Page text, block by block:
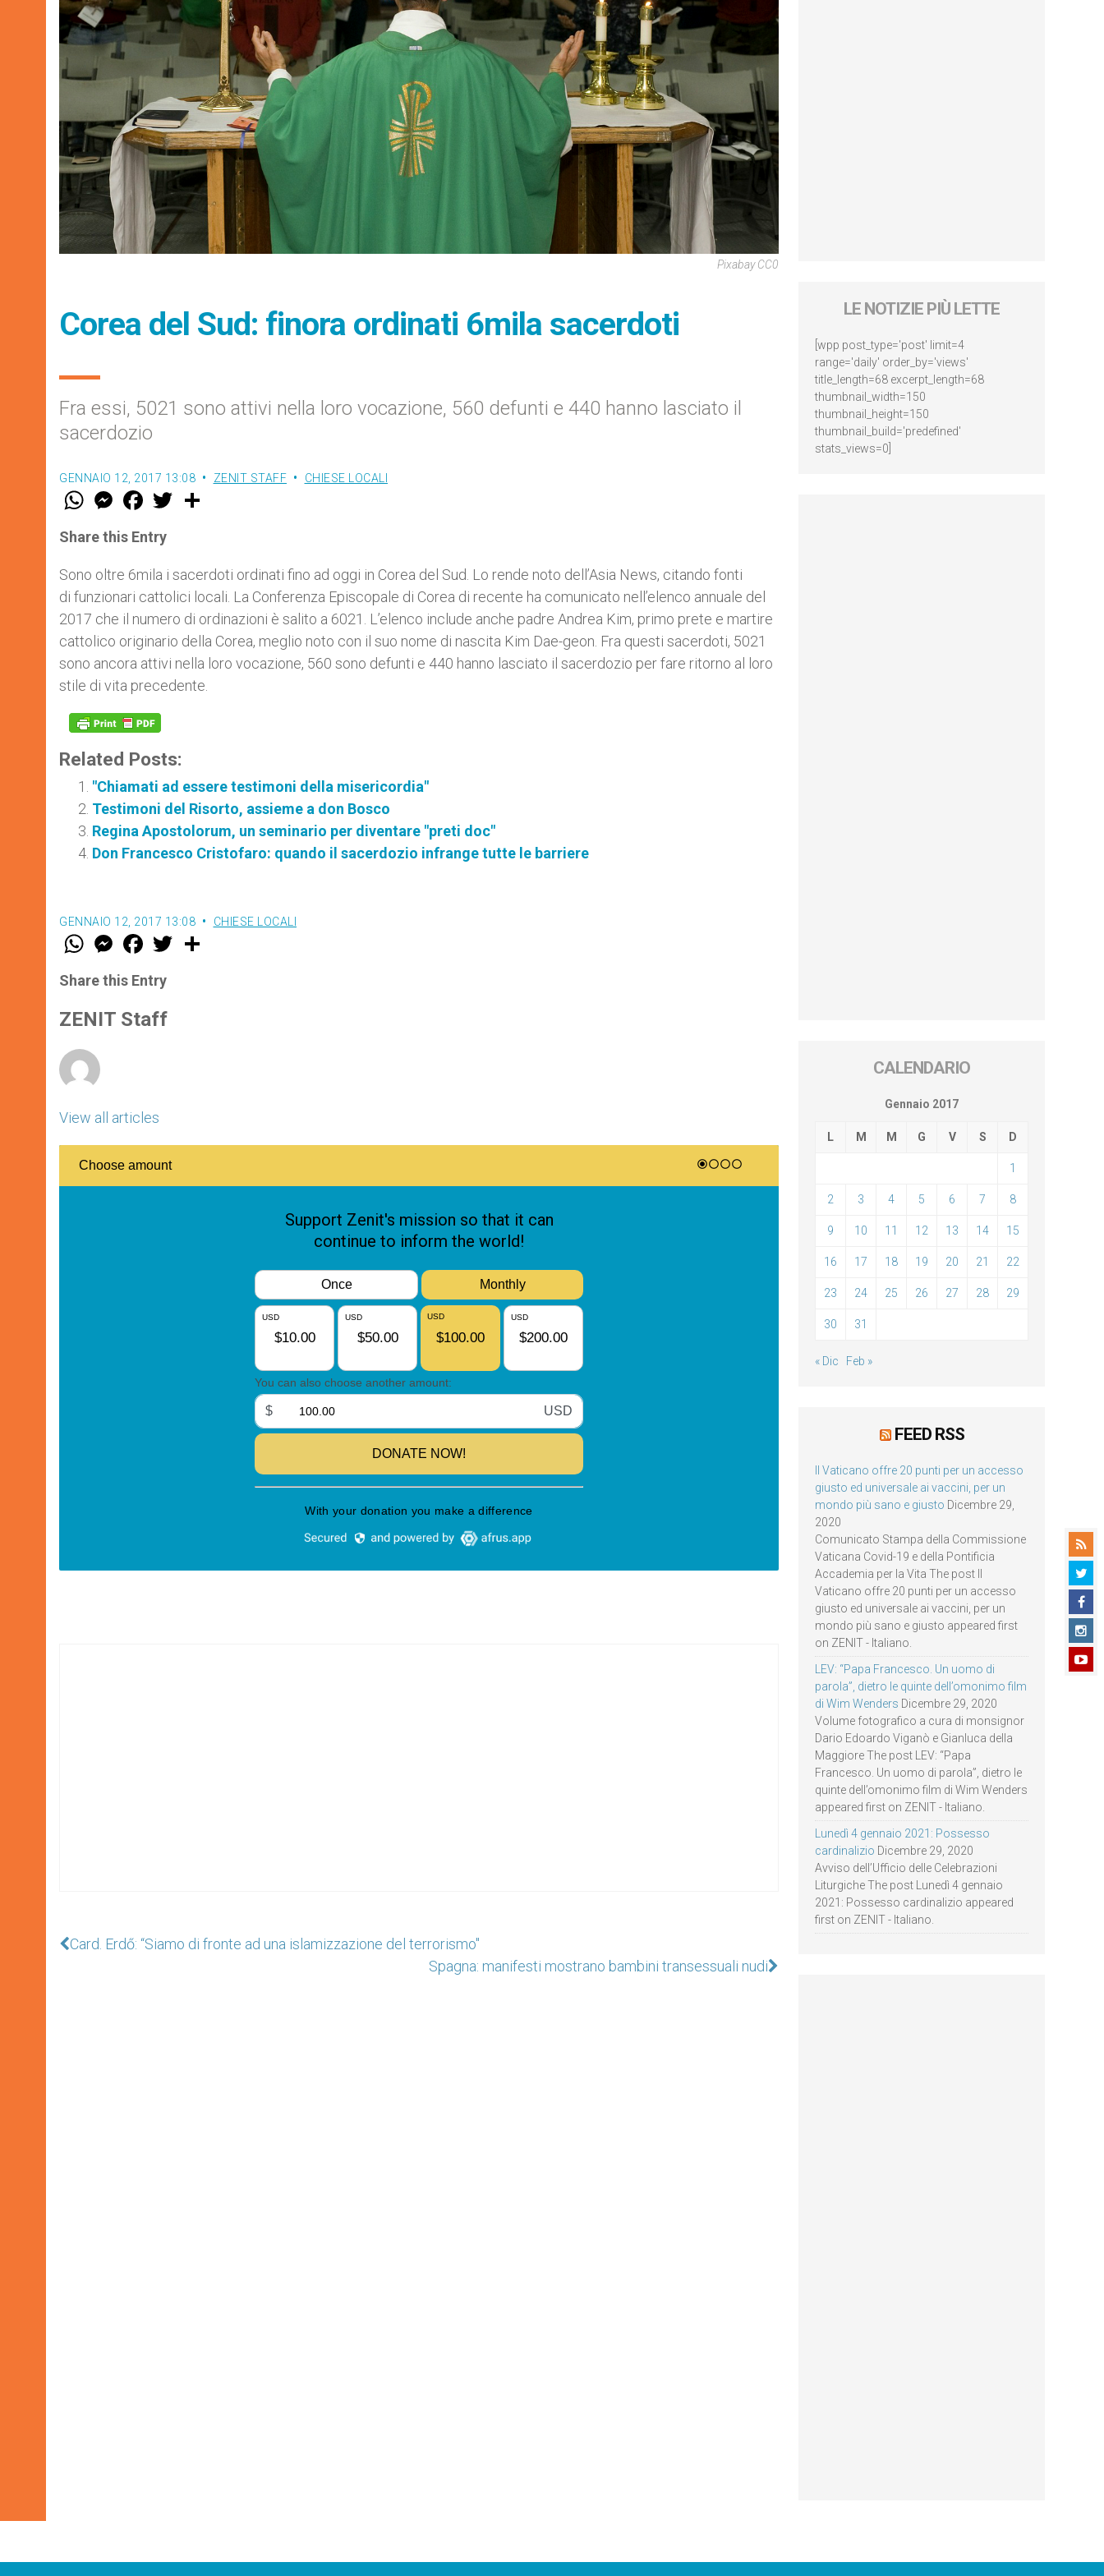
Pixabay CC0
Corea del Sud: finora ordinati 6mila sacerdoti
Fra essi, 5021 sono attivi nella loro vocazione, 560 defunti e 440 hanno lasciato il
sacerdozio
GENNAIO 12, 2017 13:08 ZENIT STAFF CHIESE LOCALI
W
t
s
p
p
M
e
s
e
g
e
r
F
a
e
b
o
k
w
r
Share this Entry
Sono oltre 6mila i sacerdoti ordinati fino ad oggi in Corea del Sud. Lo rende noto dell’Asia News, citando fonti
di funzionari cattolici locali. La Conferenza Episcopale di Corea di recente ha comunicato nell’elenco annuale del
2017 che il numero di ordinazioni è salito a 6021. L’elenco include anche padre Andrea Kim, primo prete e martire
cattolico originario della Corea, meglio noto con il suo nome di nascita Kim Dae-geon. Fra questi sacerdoti, 5021
sono ancora attivi nella loro vocazione, 560 sono defunti e 440 hanno lasciato il sacerdozio per fare ritorno al loro
stile di vita precedente.
Related Posts:
"Chiamati ad essere testimoni della misericordia"
Testimoni del Risorto, assieme a don Bosco
Regina Apostolorum, un seminario per diventare "preti doc"
Don Francesco Cristofaro: quando il sacerdozio infrange tutte le barriere
GENNAIO 12, 2017 13:08 CHIESE LOCALI
W
t
s
p
p
M
e
s
e
g
e
F
a
e
b
o
k
w
Share this Entry
ZENIT Staff
View all articles
Card. Erdő: “Siamo di fronte ad una islamizzazione del terrorismo"
Spagna: manifesti mostrano bambini transessuali nudi
LE NOTIZIE PIÙ LETTE
[wpp post_type='post' limit=4
range='daily' order_by='views'
title_length=68 excerpt_length=68
thumbnail_width=150
thumbnail_height=150
thumbnail_build='predefined'
stats_views=0]
CALENDARIO
Gennaio 2017
L M M G V S D
1
2 3 4 5 6 7 8
9 10 11 12 13 14 15
16 17 18 19 20 21 22
23 24 25 26 27 28 29
30 31
« Dic Feb »
FEED RSS
Il Vaticano offre 20 punti per un accesso
giusto ed universale ai vaccini, per un
mondo più sano e giusto Dicembre 29,
2020
Comunicato Stampa della Commissione
Vaticana Covid-19 e della Pontificia
Accademia per la Vita The post Il
Vaticano offre 20 punti per un accesso
giusto ed universale ai vaccini, per un
mondo più sano e giusto appeared first
on ZENIT - Italiano.
LEV: “Papa Francesco. Un uomo di
parola”, dietro le quinte dell’omonimo film
di Wim Wenders Dicembre 29, 2020
Volume fotografico a cura di monsignor
Dario Edoardo Viganò e Gianluca della
Maggiore The post LEV: “Papa
Francesco. Un uomo di parola”, dietro le
quinte dell’omonimo film di Wim Wenders
appeared first on ZENIT - Italiano.
Lunedì 4 gennaio 2021: Possesso
cardinalizio Dicembre 29, 2020
Avviso dell’Ufficio delle Celebrazioni
Liturgiche The post Lunedì 4 gennaio
2021: Possesso cardinalizio appeared
first on ZENIT - Italiano.